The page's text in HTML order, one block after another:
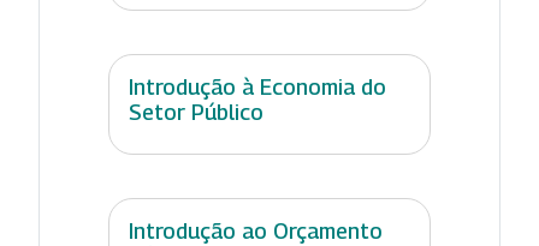
Introdução à Economia do
Setor Público
Introdução ao Orçamento